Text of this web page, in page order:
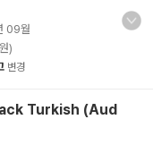
09월
)
변경
Turkish (Aud